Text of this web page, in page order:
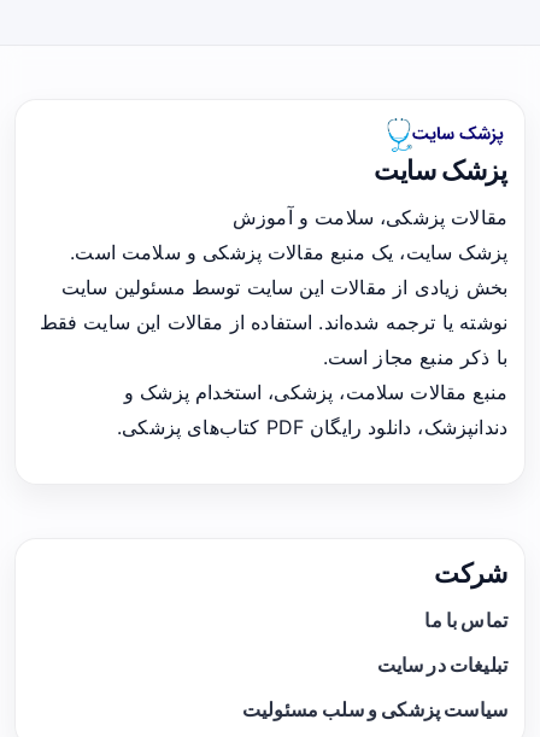
پزشک سایت
مقالات پزشکی، سلامت و آموزش
پزشک سایت، یک منبع مقالات پزشکی و سلامت است.
بخش زیادی از مقالات این سایت توسط مسئولین سایت
نوشته یا ترجمه شده‌اند. استفاده از مقالات این سایت فقط
با ذکر منبع مجاز است.
منبع مقالات سلامت، پزشکی، استخدام پزشک و
دندانپزشک، دانلود رایگان PDF کتاب‌های پزشکی.
شرکت
تماس با ما
تبلیغات در سایت
سیاست پزشکی و سلب مسئولیت